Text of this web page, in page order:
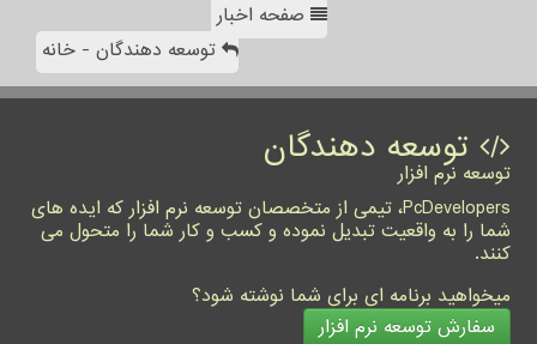
صفحه اخبار
توسعه دهندگان - خانه
توسعه دهندگان
توسعه نرم افزار
PcDevelopers، تیمی از متخصصان توسعه نرم افزار که ایده های
شما را به واقعیت تبدیل نموده و کسب و کار شما را متحول می
کنند.
میخواهید برنامه ای برای شما نوشته شود؟
سفارش توسعه نرم افزار